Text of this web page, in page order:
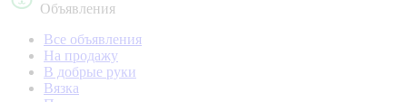
Объявления
Все объявления
На продажу
В добрые руки
Вязка